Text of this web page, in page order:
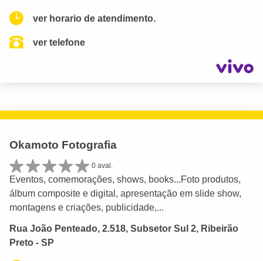
ver horario de atendimento.
ver telefone
Okamoto Fotografia
0 aval.
Eventos, comemorações, shows, books...Foto produtos,
álbum composite e digital, apresentação em slide show,
montagens e criações, publicidade,...
Rua João Penteado, 2.518, Subsetor Sul 2, Ribeirão
Preto - SP